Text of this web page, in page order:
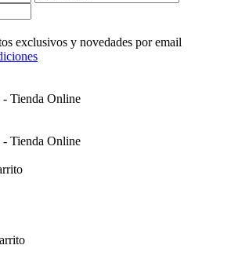
exclusivos y novedades por email